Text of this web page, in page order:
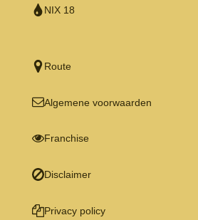
NIX 18
Route
Algemene voorwaarden
Franchise
Disclaimer
Privacy policy